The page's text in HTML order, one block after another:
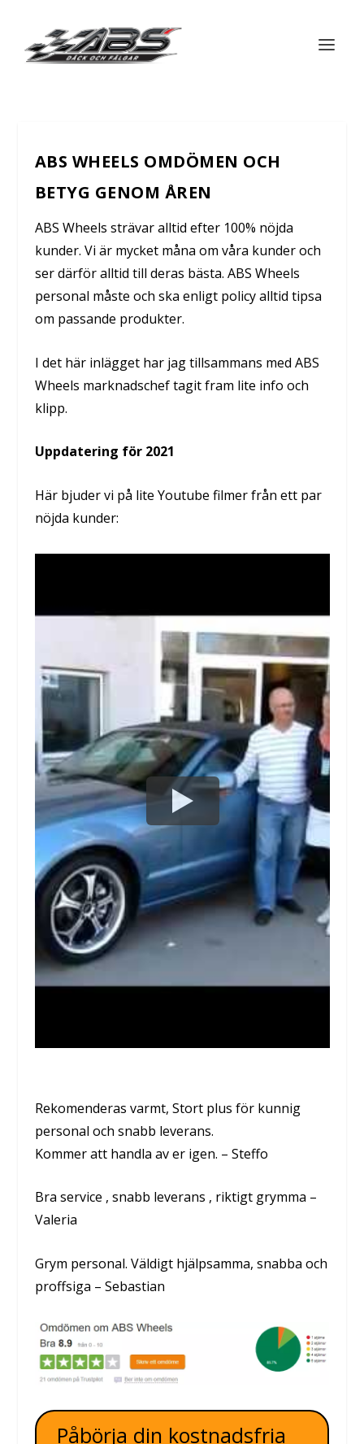
ABS WHEELS OMDÖMEN OCH
BETYG GENOM ÅREN
ABS Wheels strävar alltid efter 100% nöjda
kunder. Vi är mycket måna om våra kunder och
ser därför alltid till deras bästa. ABS Wheels
personal måste och ska enligt policy alltid tipsa
om passande produkter.
I det här inlägget har jag tillsammans med ABS
Wheels marknadschef tagit fram lite info och
klipp.
Uppdatering för 2021
Här bjuder vi på lite Youtube filmer från ett par
nöjda kunder:
Rekomenderas varmt, Stort plus för kunnig
personal och snabb leverans.
Kommer att handla av er igen. – Steffo
Bra service , snabb leverans , riktigt grymma –
Valeria
Grym personal. Väldigt hjälpsamma, snabba och
proffsiga – Sebastian
Påbörja din kostnadsfria